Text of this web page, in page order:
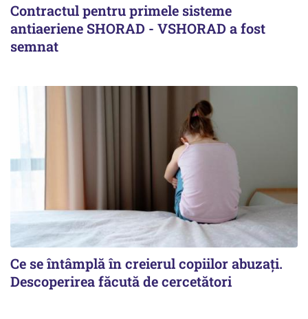
Contractul pentru primele sisteme
antiaeriene SHORAD - VSHORAD a fost
semnat
Ce se întâmplă în creierul copiilor abuzați.
Descoperirea făcută de cercetători